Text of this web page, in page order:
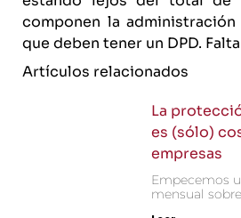
componen la
que deben tener un DPD.
Artículos relacionados
La
es (sólo)
empresas
Empecemos
mensual